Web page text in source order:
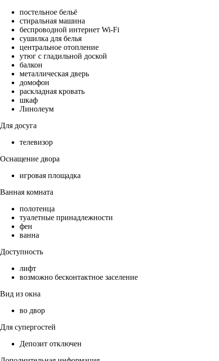
постельное бельё
стиральная машина
беспроводной интернет Wi-Fi
сушилка для белья
центральное отопление
утюг с гладильной доской
балкон
металлическая дверь
домофон
раскладная кровать
шкаф
Линолеум
Для досуга
телевизор
Оснащение двора
игровая площадка
Ванная комната
полотенца
туалетные принадлежности
фен
ванна
Доступность
лифт
возможно бесконтактное заселение
Вид из окна
во двор
Для супергостей
Депозит отключен